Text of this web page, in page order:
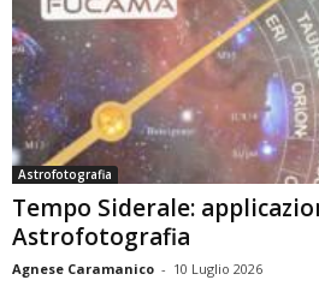
Astrofotografia
Tempo Siderale:
Astrofotografia
Agnese Caramanico - 10 Luglio 2026